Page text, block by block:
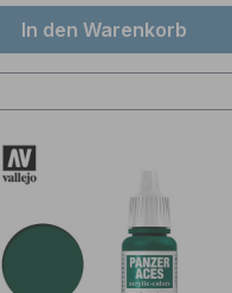
In den Warenkorb